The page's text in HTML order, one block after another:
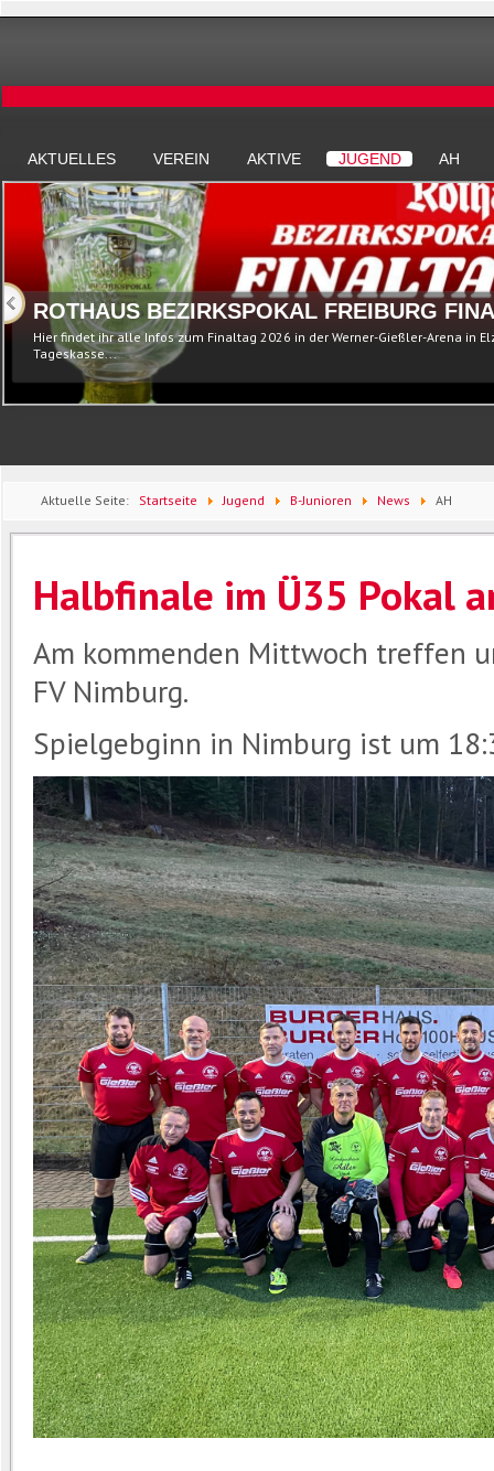
AKTUELLES VEREIN AKTIVE JUGEND AH
ROTHAUS BEZIRKSPOKAL FREIBURG
Hier findet ihr alle Infos zum Finaltag 2026 in der Werner-Gießler-Arena in
Tageskasse...
Aktuelle Seite: Startseite Jugend B-Junioren News AH
Halbfinale im Ü35 Pokal
Am kommenden Mittwoch treffen
FV Nimburg.
Spielgebginn in Nimburg ist um